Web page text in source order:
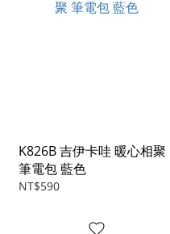
K826B 吉伊卡哇 暖心相聚
筆電包 藍色
NT$590